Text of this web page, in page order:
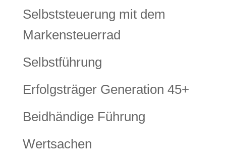
Selbststeuerung mit dem
Markensteuerrad
Selbstführung
Erfolgsträger Generation 45+
Beidhändige Führung
Wertsachen